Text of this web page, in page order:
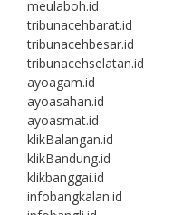
meulaboh.id
tribunacehbarat.id
tribunacehbesar.id
tribunacehselatan.id
ayoagam.id
ayoasahan.id
ayoasmat.id
klikBalangan.id
klikBandung.id
klikbanggai.id
infobangkalan.id